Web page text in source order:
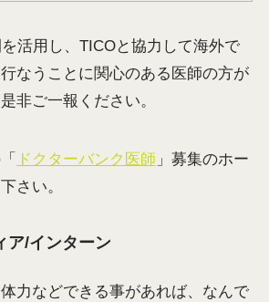
活用し、TICOと協力して海外で
なうことに関心のある医師の方が
非ご一報ください。
ドクターバンク医師 」募集のホー
さい。
ア/インターン
力などできる事があれば、なんで